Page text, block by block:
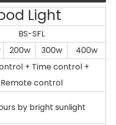
Light
BS-SFL
200w 300w
400w
+ Time control +
Remote control
by bright sunlight